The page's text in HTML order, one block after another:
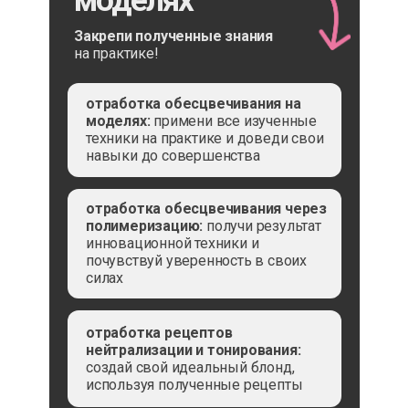
Закрепи полученные знания
на практике!
отработка обесцвечивания на
моделях: примени все изученные
техники на практике и доведи свои
навыки до совершенства
отработка обесцвечивания через
полимеризацию: получи результат
инновационной техники и
почувствуй уверенность в своих
силах
отработка рецептов
нейтрализации и тонирования:
создай свой идеальный блонд,
используя полученные рецепты